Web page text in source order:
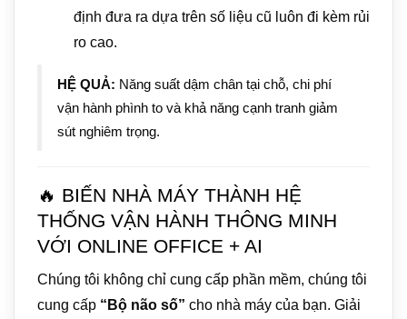
định đưa ra dựa trên số liệu cũ luôn đi kèm rủi
ro cao.
HỆ QUẢ: Năng suất dậm chân tại chỗ, chi phí
vận hành phình to và khả năng cạnh tranh giảm
sút nghiêm trọng.
🔥 BIẾN NHÀ MÁY THÀNH HỆ
THỐNG VẬN HÀNH THÔNG MINH
VỚI ONLINE OFFICE + AI
Chúng tôi không chỉ cung cấp phần mềm, chúng tôi
cung cấp “Bộ não số” cho nhà máy của bạn. Giải